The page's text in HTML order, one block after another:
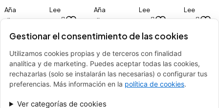
Pro Cine)
Aña
dir
arrit
Lee
r m
Cine)
Aña
dir
arrit
o
Lee
r m
ás
Lee
r m
Sold out
DJI Mavic 3
Pro Fly
3.149,00€
Gestionar el consentimiento de las cookies
Utilizamos cookies propias y de terceros con finalidad
analítica y de marketing. Puedes aceptar todas las cookies,
rechazarlas (solo se instalarán las necesarias) o configurar tus
preferencias. Más información en la política de cookies.
Ver categorías de cookies